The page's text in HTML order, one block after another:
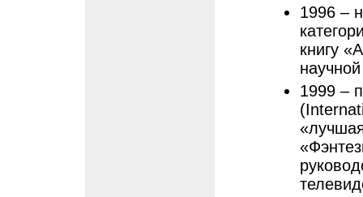
1996 –
книгу
1999 –